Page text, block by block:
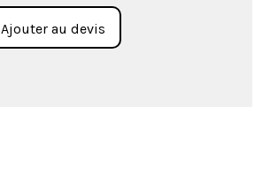
Ajouter au devis